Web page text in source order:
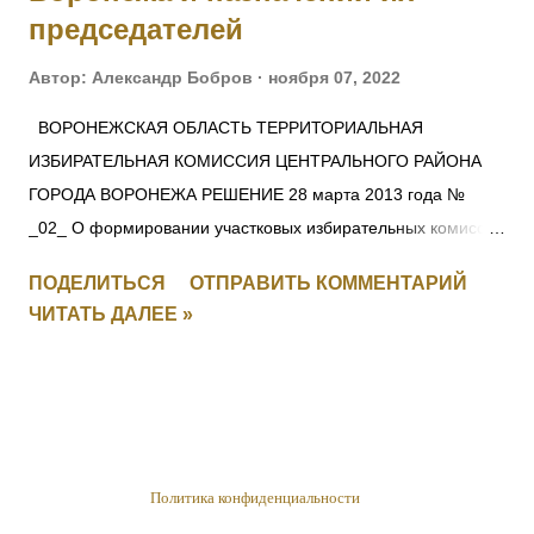
председателей
Автор: Александр Бобров ноября 07, 2022
ВОРОНЕЖСКАЯ ОБЛАСТЬ ТЕРРИТОРИАЛЬНАЯ
ИЗБИРАТЕЛЬНАЯ КОМИССИЯ ЦЕНТРАЛЬНОГО РАЙОНА
ГОРОДА ВОРОНЕЖА РЕШЕНИЕ 28 марта 2013 года №
_02_ О формировании участковых избирательных комиссий
района города Воронежа и назначении их председателей
Рассмотрев предложения по кандидатурам для назначения
референдуме граждан Российской Федерации»,
ПОДЕЛИТЬСЯ
ОТПРАВИТЬ КОММЕНТАРИЙ
ЧИТАТЬ ДАЛЕЕ »
Политика конфиденциальности